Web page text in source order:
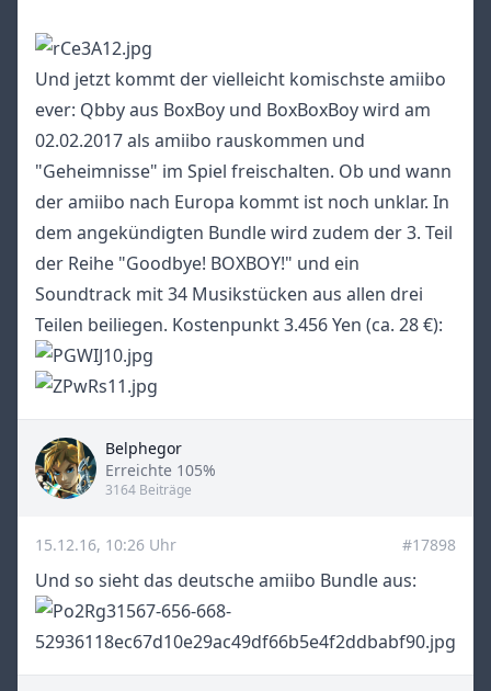
Und jetzt kommt der vielleicht komischste amiibo
ever: Qbby aus BoxBoy und BoxBoxBoy wird am
02.02.2017 als amiibo rauskommen und
"Geheimnisse" im Spiel freischalten. Ob und wann
der amiibo nach Europa kommt ist noch unklar. In
dem angekündigten Bundle wird zudem der 3. Teil
der Reihe "Goodbye! BOXBOY!" und ein
Soundtrack mit 34 Musikstücken aus allen drei
Teilen beiliegen. Kostenpunkt 3.456 Yen (ca. 28 €):
Belphegor
Title
Erreichte 105%
3164 Beiträge
15.12.16, 10:26 Uhr #17898
Und so sieht das deutsche amiibo Bundle aus: